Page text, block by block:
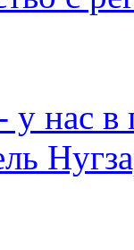
у нас в